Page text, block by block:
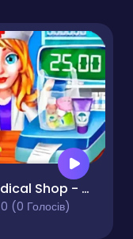
Medical Shop - Cash Register Drug Store
0 (0 Голосів)